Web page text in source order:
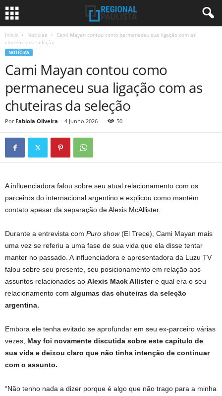
Início Notícias
Cami Mayan contou como permaneceu sua ligação com as
chuteiras da seleção
NOTÍCIAS
Cami Mayan contou como
permaneceu sua ligação com as
chuteiras da seleção
Por Fabiola Oliveira - 4 Junho 2026 50
A influenciadora falou sobre seu atual relacionamento com os
parceiros do internacional argentino e explicou como mantém
contato apesar da separação de Alexis McAllister.
Durante a entrevista com Puro show(El Trece), Cami Mayan mais
uma vez se referiu a uma fase de sua vida que ela disse tentar
manter no passado. A influenciadora e apresentadora da Luzu TV
falou sobre seu presente, seu posicionamento em relação aos
assuntos relacionados ao Alexis Mack Allistere qual era o seu
relacionamento com algumas das chuteiras da seleção
argentina.
Embora ele tenha evitado se aprofundar em seu ex-parceiro várias
vezes, May foi novamente discutida sobre este capítulo de
sua vida e deixou claro que não tinha intenção de continuar
com o assunto.
“Não tenho nada a dizer porque é algo que não trago para a minha